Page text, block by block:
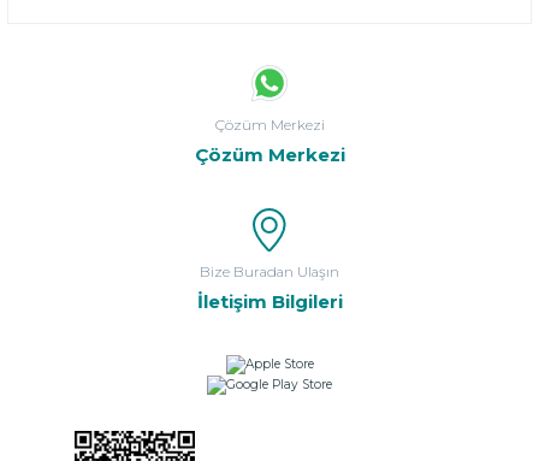
Çözüm Merkezi
Çözüm Merkezi
Bize Buradan Ulaşın
İletişim Bilgileri